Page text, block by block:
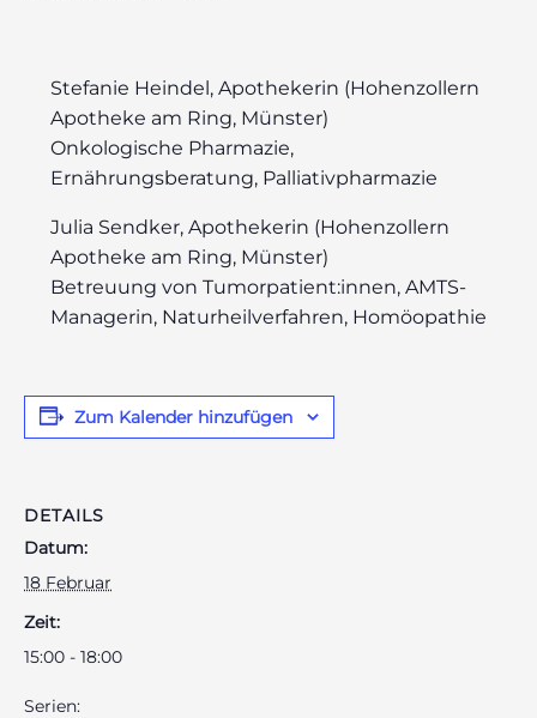
Stefanie Heindel, Apothekerin (Hohenzollern
Apotheke am Ring, Münster)
Onkologische Pharmazie,
Ernährungsberatung, Palliativpharmazie
Julia Sendker, Apothekerin (Hohenzollern
Apotheke am Ring, Münster)
Betreuung von Tumorpatient:innen, AMTS-
Managerin, Naturheilverfahren, Homöopathie
Zum Kalender hinzufügen
DETAILS
Datum:
18 Februar
Zeit:
15:00 - 18:00
Serien: